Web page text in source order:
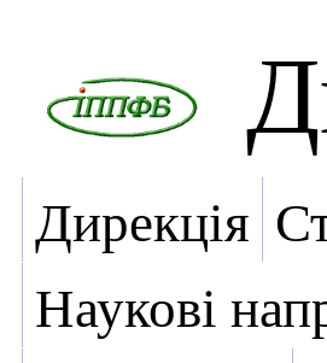
Дирекція
Наукові